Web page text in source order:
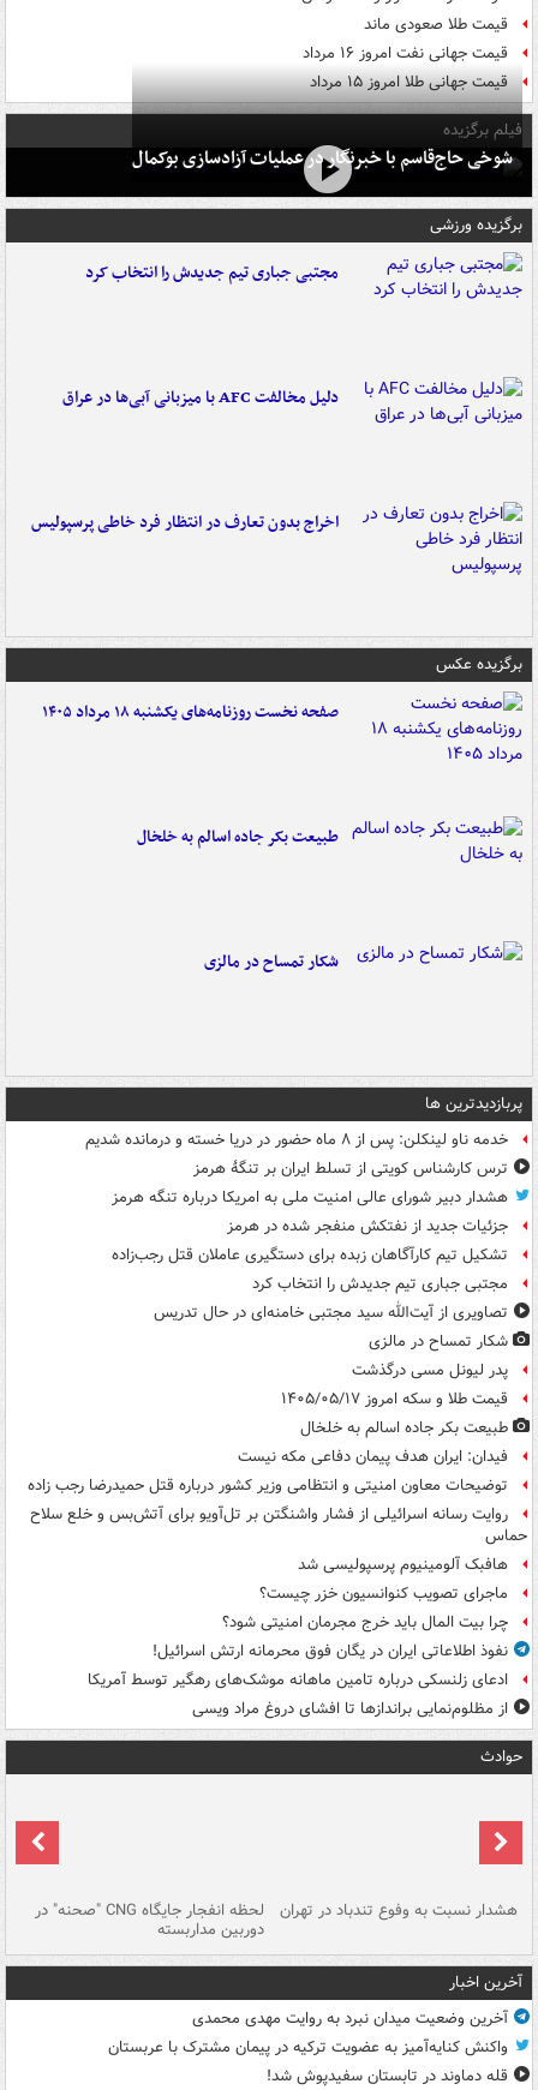
قیمت طلا صعودی ماند
قیمت جهانی نفت امروز ۱۶ مرداد
قیمت جهانی طلا امروز ۱۵ مرداد
فیلم برگزیده
شوخی حاج‌قاسم با خبرنگار در عملیات آزادسازی بوکمال
برگزیده ورزشی
مجتبی جباری تیم جدیدش را انتخاب کرد
دلیل مخالفت AFC با میزبانی آبی‌ها در عراق
اخراج بدون تعارف در انتظار فرد خاطی پرسپولیس
برگزیده عکس
صفحه نخست روزنامه‌های یکشنبه ۱۸ مرداد ۱۴۰۵
طبیعت بکر جاده اسالم به خلخال
شکار تمساح در مالزی
پربازدیدترین ها
خدمه ناو لینکلن: پس از ۸ ماه حضور در دریا خسته و درمانده‌ شدیم
ترس کارشناس کویتی از تسلط ایران بر تنگۀ هرمز
هشدار دبیر شورای عالی امنیت ملی به امریکا درباره تنگه هرمز
جزئیات جدید از نفتکش منفجر شده در هرمز
تشکیل تیم کارآگاهان زبده برای دستگیری عاملان قتل رجب‌زاده
مجتبی جباری تیم جدیدش را انتخاب کرد
تصاویری از آیت‌الله سید مجتبی خامنه‌ای در حال تدریس
شکار تمساح در مالزی
پدر لیونل مسی درگذشت
قیمت طلا و سکه امروز ۱۴۰۵/۰۵/۱۷
طبیعت بکر جاده اسالم به خلخال
فیدان: ایران هدف پیمان دفاعی مکه نیست
توضیحات معاون امنیتی و انتظامی وزیر کشور درباره قتل حمیدرضا رجب زاده
روایت رسانه اسرائیلی از فشار واشنگتن بر تل‌آویو برای آتش‌بس و خلع سلاح
حماس
هافبک آلومینیوم پرسپولیسی شد
ماجرای تصویب کنوانسیون خزر چیست؟
چرا بیت المال باید خرج مجرمان امنیتی شود؟
نفوذ اطلاعاتی ایران در یگان فوق محرمانه ارتش اسرائیل!
ادعای زلنسکی درباره تامین ماهانه موشک‌های رهگیر توسط آمریکا
از مظلوم‌نمایی براندازها تا افشای دروغ مراد ویسی
حوادث
هشدار نسبت به وفوع تندباد در تهران لحظه انفجار جایگاه CNG "صحنه" در
دوربین مداربسته
آخرین اخبار
آخرین وضعیت میدان نبرد به روایت مهدی محمدی
واکنش کنایه‌آمیز به عضویت ترکیه در پیمان مشترک با عربستان
قله دماوند در تابستان سفیدپوش شد!